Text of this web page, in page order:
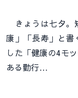
きょうは七夕。
康」「長寿」と書
した「健康の4モ
ある勤行…